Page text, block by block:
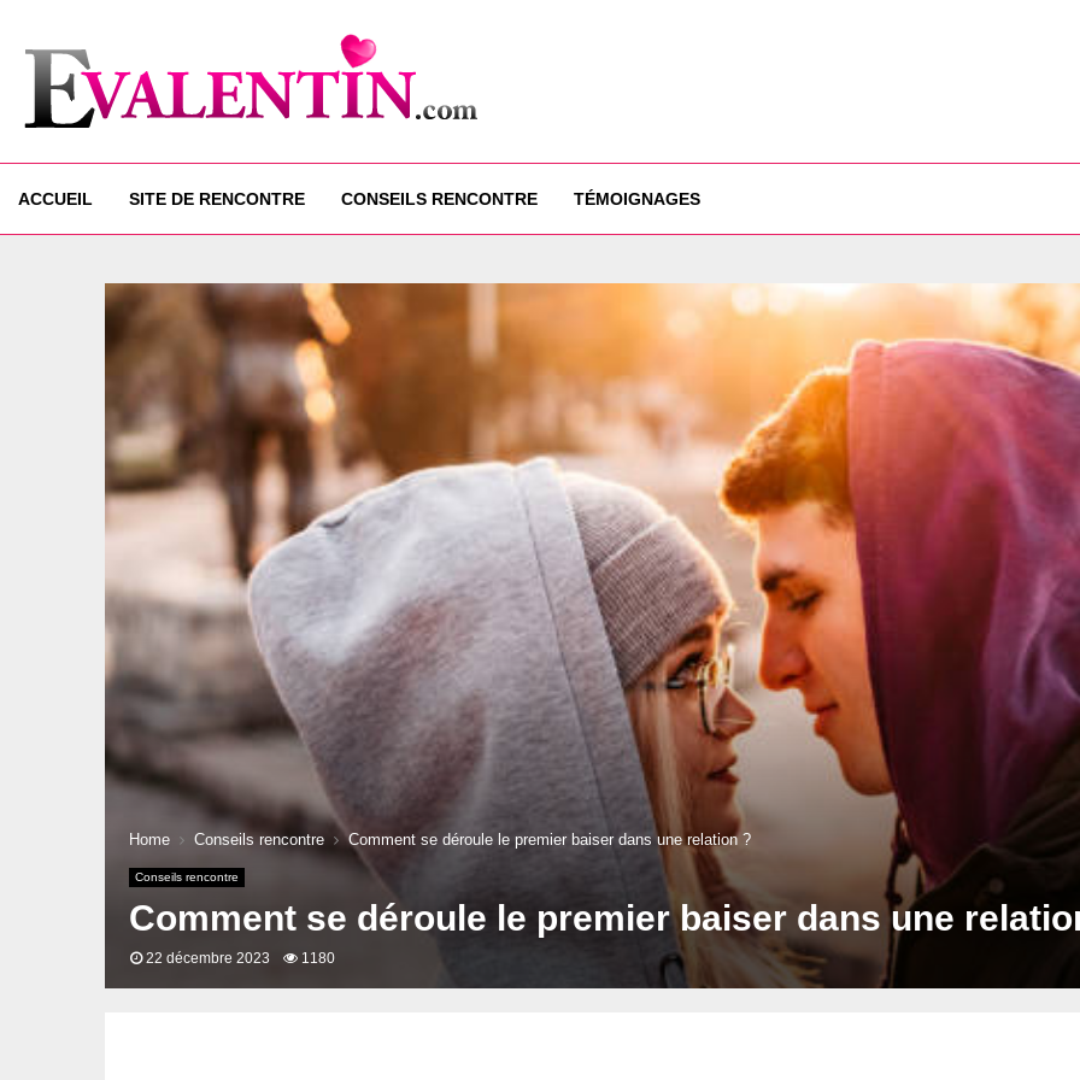
ACCUEIL SITE DE RENCONTRE CONSEILS RENCONTRE TÉMOIGNAGES
Home Conseils rencontre Comment se déroule le premier baiser dans une relation ?
Conseils rencontre
Comment se déroule le premier baiser dans une
22 décembre 2023 1180